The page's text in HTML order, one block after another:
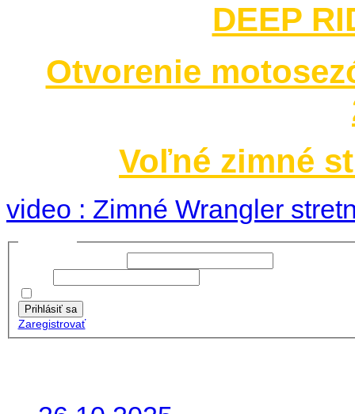
DEEP
Otvorenie
Voľné zimné
video : Zimné Wrangler
Prihlásiť sa
Zaregistrovať